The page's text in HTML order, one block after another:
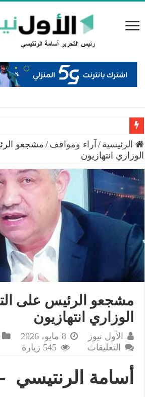
راتب الشيخوخة من الضمان.. الصبيحي يكشف
الرئيسية / آراء ومواقف / مشجعو
الوزاري انتهازيون
مشجعو الرئيس على
الوزاري انتهازيون
الأول نيوز 8 مايو، 2026
التعليقات
الرئيس
على
التعديل
545 زيارة
أسامة الرنتيسي